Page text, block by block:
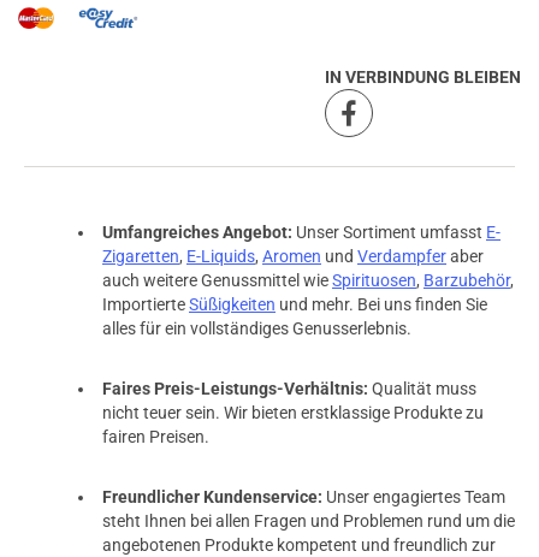
IN VERBINDUNG BLEIBEN
Umfangreiches Angebot: Unser Sortiment umfasst E-
Zigaretten, E-Liquids, Aromen und Verdampferaber
auch weitere Genussmittel wieSpirituosen, Barzubehör,
ImportierteSüßigkeiten und mehr. Bei uns finden Sie
alles für ein vollständiges Genusserlebnis.
Faires Preis-Leistungs-Verhältnis: Qualität muss
nicht teuer sein. Wir bieten erstklassige Produkte zu
fairen Preisen.
Freundlicher Kundenservice: Unser engagiertes Team
steht Ihnen bei allen Fragen und Problemen rund um die
angebotenen Produkte kompetent und freundlich zur